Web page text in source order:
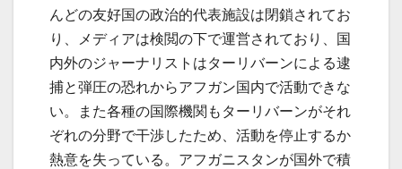
んどの友好国の政治的代表施設は閉鎖されてお
り、メディアは検閲の下で運営されており、国
内外のジャーナリストはターリバーンによる逮
捕と弾圧の恐れからアフガン国内で活動できな
い。また各種の国際機関もターリバーンがそれ
ぞれの分野で干渉したため、活動を停止するか
熱意を失っている。アフガニスタンが国外で積